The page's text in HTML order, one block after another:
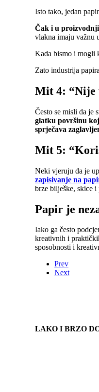
Isto tako, jedan
Čak i u
vlakna imaju važnu
Kada bismo i mogli
Zato industrija
Mit 4: “Nije
Često se misli da je
glatku površinu
sprječava
Mit 5:
Neki vjeruju da je
zapisivanje na
brze bilješke, skice
Papir je
Iako ga često
kreativnih i
sposobnosti i
Prev
Next
LAKO I BRZO